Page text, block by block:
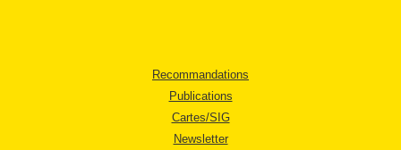
Recommandations
Publications
Cartes/SIG
Newsletter